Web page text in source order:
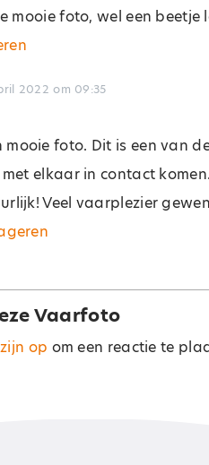
mooie foto, wel een
2022 om 09:35
foto. Dit is een van
elkaar in contact
Veel vaarplezier
Vaarfoto
op om een reactie te